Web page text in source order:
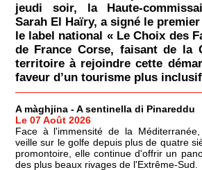
jeudi soir, la Haute-
Sarah El Haïry, a signé le
le label national « Le Choix des
de France Corse, faisant de la
territoire à rejoindre cette
faveur d’un tourisme plus
A màghjina - A sentinella di Pinareddu
Le 07 Août 2026
Face à l'immensité de la
veille sur le golfe depuis plus de quatre
promontoire, elle continue d'offrir un
des plus beaux rivages de l'Extrême-Sud.